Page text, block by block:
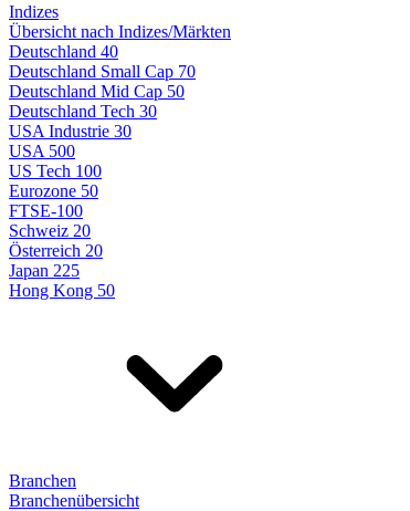
Indizes
Übersicht nach Indizes/Märkten
Deutschland 40
Deutschland Small Cap 70
Deutschland Mid Cap 50
Deutschland Tech 30
USA Industrie 30
USA 500
US Tech 100
Eurozone 50
FTSE-100
Schweiz 20
Österreich 20
Japan 225
Hong Kong 50
Branchen
Branchenübersicht